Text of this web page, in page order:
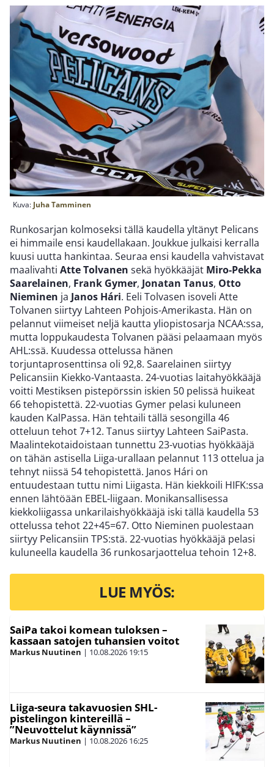
Kuva: Juha Tamminen
Runkosarjan kolmoseksi tällä kaudella yltänyt Pelicans
ei himmaile ensi kaudellakaan. Joukkue julkaisi kerralla
kuusi uutta hankintaa. Seuraa ensi kaudella vahvistavat
maalivahti Atte Tolvanen sekä hyökkääjät Miro-Pekka
Saarelainen, Frank Gymer, Jonatan Tanus, Otto
Nieminen ja Janos Hári. Eeli Tolvasen isoveli Atte
Tolvanen siirtyy Lahteen Pohjois-Amerikasta. Hän on
pelannut viimeiset neljä kautta yliopistosarja NCAA:ssa,
mutta loppukaudesta Tolvanen pääsi pelaamaan myös
AHL:ssä. Kuudessa ottelussa hänen
torjuntaprosenttinsa oli 92,8. Saarelainen siirtyy
Pelicansiin Kiekko-Vantaasta. 24-vuotias laitahyökkääjä
voitti Mestiksen pistepörssin iskien 50 pelissä huikeat
66 tehopistettä. 22-vuotias Gymer pelasi kuluneen
kauden KalPassa. Hän tehtaili tällä sesongilla 46
otteluun tehot 7+12. Tanus siirtyy Lahteen SaiPasta.
Maalintekotaidoistaan tunnettu 23-vuotias hyökkääjä
on tähän astisella Liiga-urallaan pelannut 113 ottelua ja
tehnyt niissä 54 tehopistettä. Janos Hári on
entuudestaan tuttu nimi Liigasta. Hän kiekkoili HIFK:ssa
ennen lähtöään EBEL-liigaan. Monikansallisessa
kiekkoliigassa unkarilaishyökkääjä iski tällä kaudella 53
ottelussa tehot 22+45=67. Otto Nieminen puolestaan
siirtyy Pelicansiin TPS:stä. 22-vuotias hyökkääjä pelasi
kuluneella kaudella 36 runkosarjaottelua tehoin 12+8.
LUE MYÖS:
SaiPa takoi komean tuloksen –
kassaan satojen tuhansien voitot
Markus Nuutinen | 10.08.2026 19:15
Liiga-seura takavuosien SHL-
pistelingon kintereillä –
”Neuvottelut käynnissä”
Markus Nuutinen | 10.08.2026 16:25